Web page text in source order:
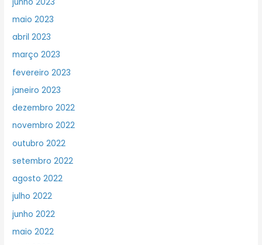
maio 2023
abril 2023
março 2023
fevereiro 2023
janeiro 2023
dezembro 2022
novembro 2022
outubro 2022
setembro 2022
agosto 2022
julho 2022
junho 2022
maio 2022